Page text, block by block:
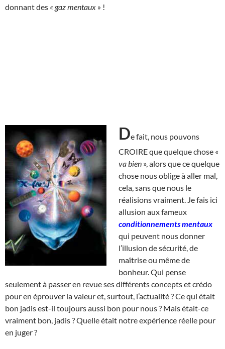
donnant des « gaz mentaux » !
De fait, nous pouvons
CROIRE que quelque chose «
va bien », alors que ce quelque
chose nous oblige à aller mal,
cela, sans que nous le
réalisions vraiment. Je fais ici
allusion aux fameux
conditionnements mentaux
qui peuvent nous donner
l’illusion de sécurité, de
maîtrise ou même de
bonheur. Qui pense
seulement à passer en revue ses différents concepts et crédo
pour en éprouver la valeur et, surtout, l’actualité ? Ce qui était
bon jadis est-il toujours aussi bon pour nous ? Mais était-ce
vraiment bon, jadis ? Quelle était notre expérience réelle pour
en juger ?